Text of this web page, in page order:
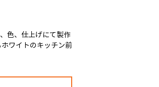
色、仕上げにて製作
ワイトのキッチン前